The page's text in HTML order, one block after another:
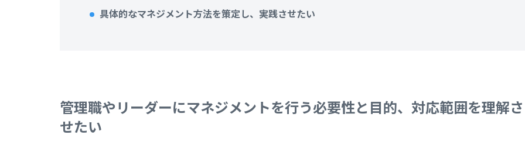
具体的なマネジメント方法を策定し、実践させたい
管理職やリーダーにマネジメントを行う必要性と目的、対応範囲を理解さ
せたい